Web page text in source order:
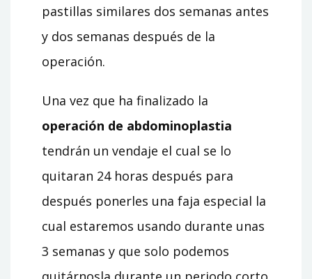
pastillas similares dos semanas antes
y dos semanas después de la
operación.
Una vez que ha finalizado la
operación de abdominoplastia
tendrán un vendaje el cual se lo
quitaran 24 horas después para
después ponerles una faja especial la
cual estaremos usando durante unas
3 semanas y que solo podemos